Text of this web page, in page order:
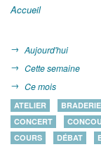
Accueil
Aujourd'hui
Cette semaine
Ce mois
ATELIER BRADERIE
CONCERT
COURS
DÉBAT